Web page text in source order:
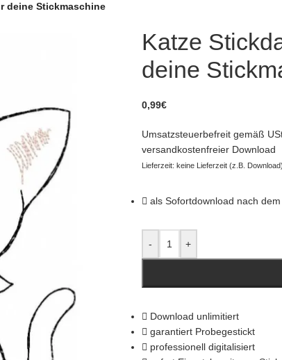
deine Stickmaschine
Katze
deine
0,99€
Umsatzsteuerbefreit gemäß
versandkostenfreier Download
Lieferzeit: keine Lieferzeit (z.B. Download)
als Sofortdownload nach
- +
Download unlimitiert
garantiert Probegestickt
professionell digitalisiert